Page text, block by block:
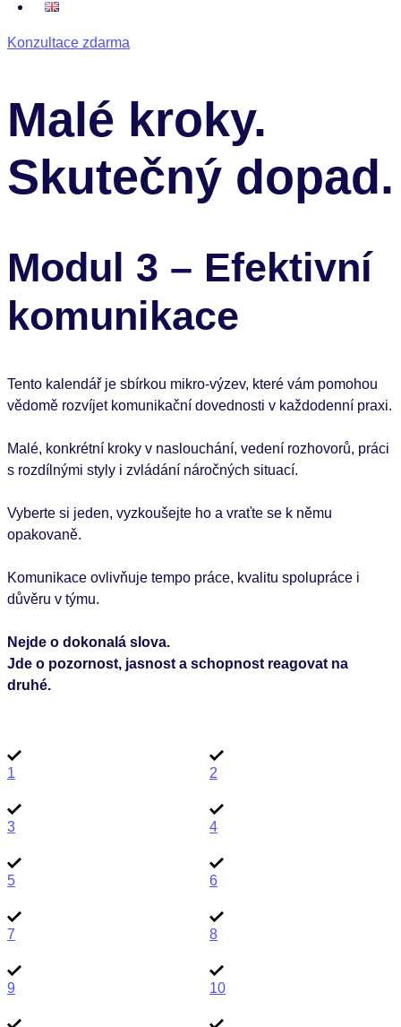
Konzultace zdarma
Malé kroky.
Skutečný dopad.
Modul 3 – Efektivní
komunikace
Tento kalendář je sbírkou mikro-výzev, které vám pomohou
vědomě rozvíjet komunikační dovednosti v každodenní praxi.
Malé, konkrétní kroky v naslouchání, vedení rozhovorů, práci
s rozdílnými styly i zvládání náročných situací.
Vyberte si jeden, vyzkoušejte ho a vraťte se k němu
opakovaně.
Komunikace ovlivňuje tempo práce, kvalitu spolupráce i
důvěru v týmu.
Nejde o dokonalá slova.
Jde o pozornost, jasnost a schopnost reagovat na
druhé.
1 2
3 4
5 6
7 8
9 10